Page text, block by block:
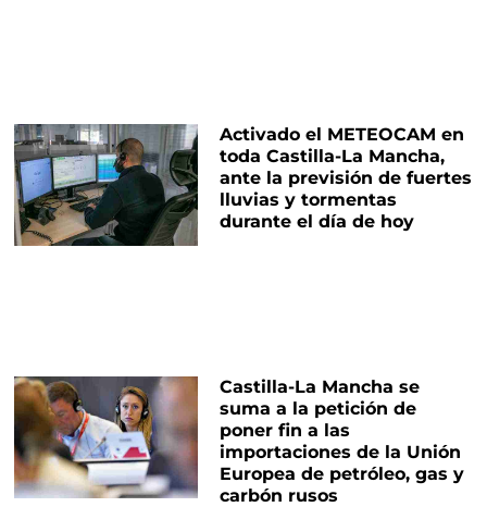
Activado el METEOCAM en
toda Castilla-La Mancha,
ante la previsión de fuertes
lluvias y tormentas
durante el día de hoy
Castilla-La Mancha se
suma a la petición de
poner fin a las
importaciones de la Unión
Europea de petróleo, gas y
carbón rusos